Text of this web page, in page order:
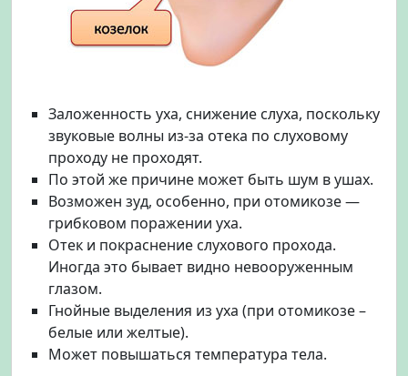
Заложенность уха, снижение слуха, поскольку
звуковые волны из-за отека по слуховому
проходу не проходят.
По этой же причине может быть шум в ушах.
Возможен зуд, особенно, при отомикозе —
грибковом поражении уха.
Отек и покраснение слухового прохода.
Иногда это бывает видно невооруженным
глазом.
Гнойные выделения из уха (при отомикозе –
белые или желтые).
Может повышаться температура тела.